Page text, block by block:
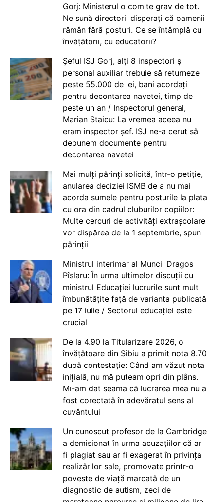
Gorj: Ministerul o comite grav de tot.
Ne sună directorii disperați că oamenii
rămân fără posturi. Ce se întâmplă cu
învățătorii, cu educatorii?
Șeful ISJ Gorj, alți 8 inspectori și
personal auxiliar trebuie să returneze
peste 55.000 de lei, bani acordați
pentru decontarea navetei, timp de
peste un an / Inspectorul general,
Marian Staicu: La vremea aceea nu
eram inspector șef. ISJ ne-a cerut să
depunem documente pentru
decontarea navetei
Mai mulți părinți solicită, într-o petiție,
anularea deciziei ISMB de a nu mai
acorda sumele pentru posturile la plata
cu ora din cadrul cluburilor copiilor:
Multe cercuri de activități extrașcolare
vor dispărea de la 1 septembrie, spun
părinții
Ministrul interimar al Muncii Dragos
Pîslaru: În urma ultimelor discuții cu
ministrul Educației lucrurile sunt mult
îmbunătățite față de varianta publicată
pe 17 iulie / Sectorul educației este
crucial
De la 4.90 la Titularizare 2026, o
învățătoare din Sibiu a primit nota 8.70
după contestație: Când am văzut nota
inițială, nu mă puteam opri din plâns.
Mi-am dat seama că lucrarea mea nu a
fost corectată în adevăratul sens al
cuvântului
Un cunoscut profesor de la Cambridge
a demisionat în urma acuzațiilor că ar
fi plagiat sau ar fi exagerat în privința
realizărilor sale, promovate printr-o
poveste de viață marcată de un
diagnostic de autism, zeci de